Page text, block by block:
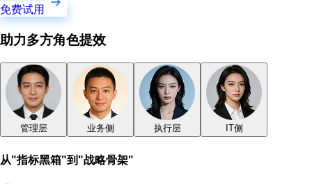
免费试用
助力多方角色提效
管理层 业务侧 执行层 IT侧
从"指标黑箱"到"战略骨架"